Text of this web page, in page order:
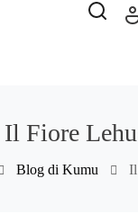
Il Fiore
Blog di Kumu Il